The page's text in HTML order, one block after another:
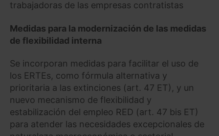
trabajadoras de las empresas contratistas
Medidas para la modernización de las medidas
de flexibilidad interna
Se incorporan medidas para facilitar el uso de
los ERTEs, como fórmula alternativa y
prioritaria a las extinciones (art. 47 ET), y un
nuevo mecanismo de flexibilidad y
estabilización del empleo RED (art. 47 bis ET)
para atender las necesidades excepcionales de